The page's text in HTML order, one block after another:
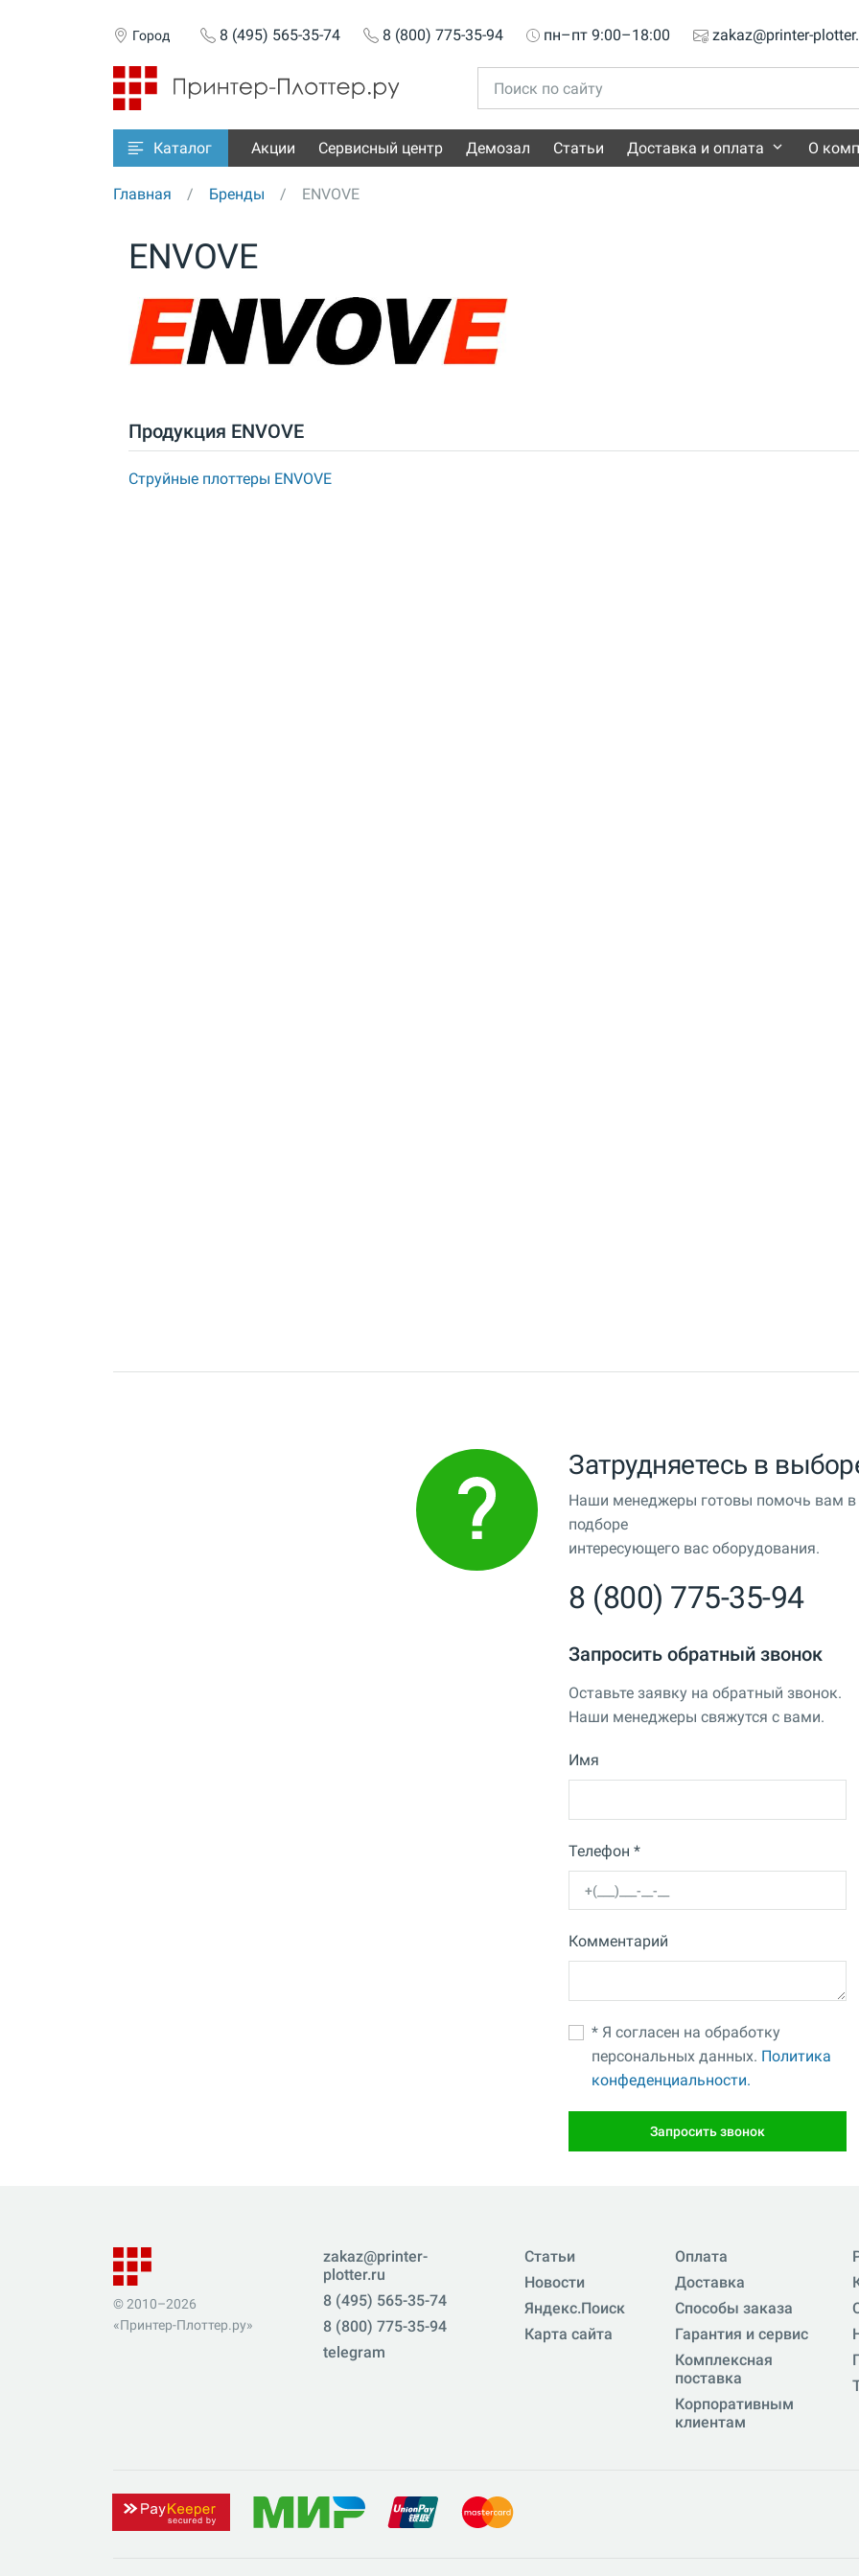
Город 8 (495) 565-35-74 8 (800) 775-35-94 пн–пт 9:00–18:00 zakaz@printer-
Каталог Акции Сервисный центр Демозал Статьи Доставка и оплата О
Главная Бренды ENVOVE
ENVOVE
Продукция ENVOVE
Струйные плоттеры ENVOVE
Затрудняетесь в
Наши менеджеры готовы помочь вам в
подборе
интересующего вас оборудования.
8 (800) 775-35-94
Запросить обратный звонок
Оставьте заявку на обратный звонок.
Наши менеджеры свяжутся с вами.
Имя
Телефон *
Комментарий
* Я согласен на обработку
персональных данных. Политика
конфеденциальности.
Запросить звонок
© 2010–2026
«Принтер-Плоттер.ру»
zakaz@printer-
plotter.ru
8 (495) 565-35-74
8 (800) 775-35-94
telegram
Статьи
Новости
Яндекс.Поиск
Карта сайта
Оплата
Доставка
Способы заказа
Гарантия и сервис
Комплексная
поставка
Корпоративным
клиентам